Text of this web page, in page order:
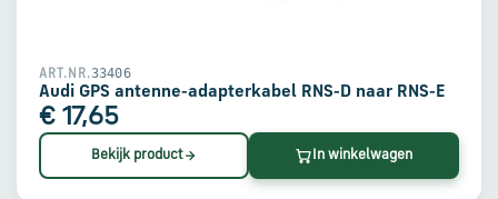
ART.NR.33406
Audi GPS antenne-adapterkabel RNS-D naar RNS-E
€ 17,65
Bekijk product In winkelwagen